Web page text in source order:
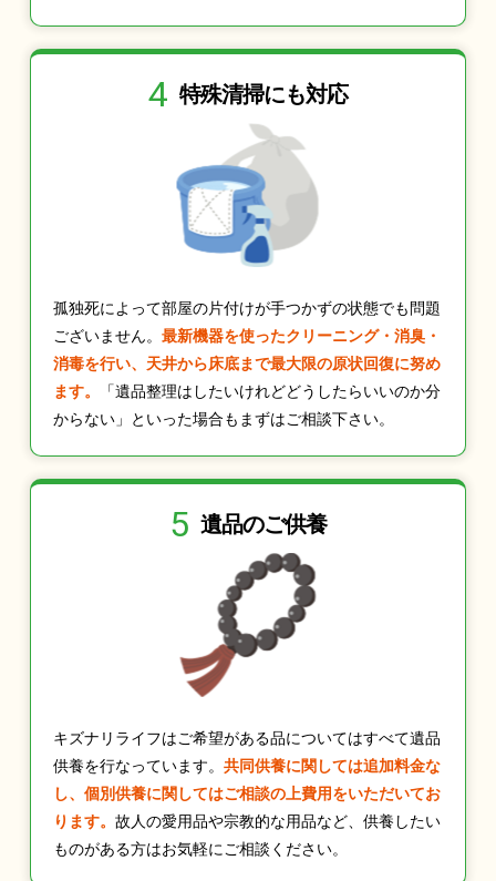
4 特殊清掃にも対応
孤独死によって部屋の片付けが手つかずの状態でも問題
ございません。 最新機器を使ったクリーニング・消臭・
消毒を行い、天井から床底まで最大限の原状回復に努め
ます。
「遺品整理はしたいけれどどうしたらいいのか分
からない」といった場合もまずはご相談下さい。
5 遺品のご供養
キズナリライフはご希望がある品についてはすべて遺品
供養を行なっています。 共同供養に関しては追加料金な
し、個別供養に関してはご相談の上費用をいただいてお
ります。 故人の愛用品や宗教的な用品など、供養したい
ものがある方はお気軽にご相談ください。